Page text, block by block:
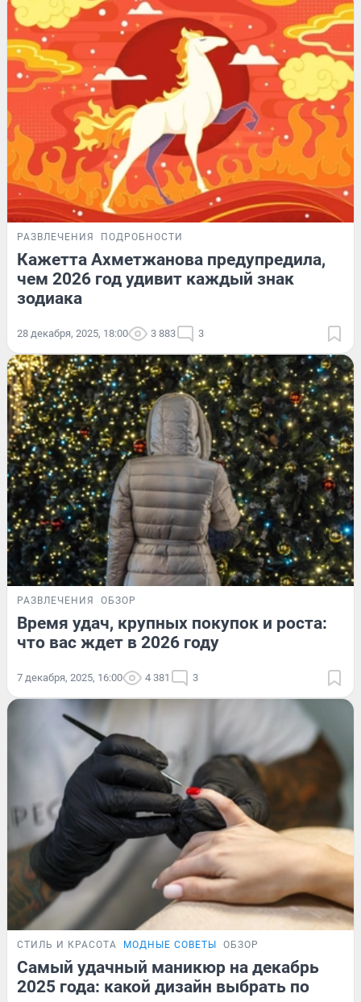
РАЗВЛЕЧЕНИЯ ПОДРОБНОСТИ
Кажетта Ахметжанова предупредила,
чем 2026 год удивит каждый знак
зодиака
28 декабря, 2025, 18:00 3 883 3
РАЗВЛЕЧЕНИЯ ОБЗОР
Время удач, крупных покупок и роста:
что вас ждет в 2026 году
7 декабря, 2025, 16:00 4 381 3
СТИЛЬ И КРАСОТА МОДНЫЕ СОВЕТЫ ОБЗОР
Самый удачный маникюр на декабрь
2025 года: какой дизайн выбрать по